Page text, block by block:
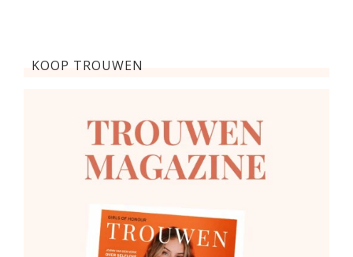
KOOP TROUWEN